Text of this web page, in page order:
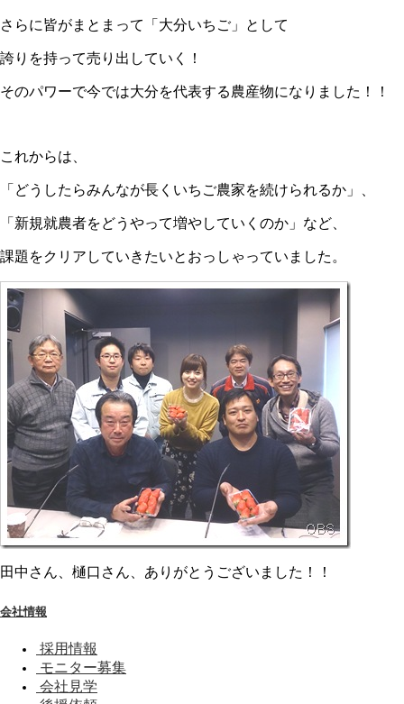
さらに皆がまとまって「大分いちご」として
誇りを持って売り出していく！
そのパワーで今では大分を代表する農産物になりました！！
これからは、
「どうしたらみんなが長くいちご農家を続けられるか」、
「新規就農者をどうやって増やしていくのか」など、
課題をクリアしていきたいとおっしゃっていました。
田中さん、樋口さん、ありがとうございました！！
会社情報
採用情報
モニター募集
会社見学